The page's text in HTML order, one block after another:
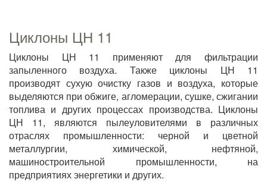
Циклоны ЦН 11
Циклоны ЦН 11 применяют для фильтрации
запыленного воздуха. Также циклоны ЦН 11
производят сухую очистку газов и воздуха, которые
выделяются при обжиге, агломерации, сушке, сжигании
топлива и других процессах производства. Циклоны
ЦН 11, являются пылеуловителями в различных
отраслях промышленности: черной и цветной
металлургии, химической, нефтяной,
машиностроительной промышленности, на
предприятиях энергетики и других.